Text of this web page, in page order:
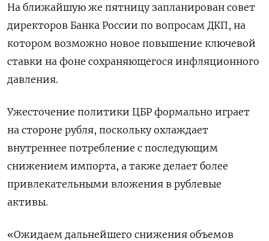
На ближайшую же пятницу запланирован совет
директоров Банка России по вопросам ДКП, на
котором возможно новое повышение ключевой
ставки на фоне сохраняющегося инфляционного
давления.
Ужесточение политики ЦБР формально играет
на стороне рубля, поскольку охлаждает
внутреннее потребление с последующим
снижением импорта, а также делает более
привлекательными вложения в рублевые
активы.
«Ожидаем дальнейшего снижения объемов